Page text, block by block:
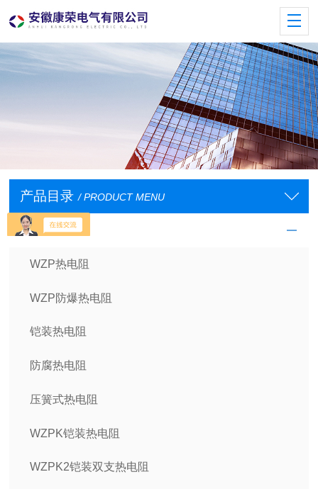
产品目录 / PRODUCT MENU
工业热电阻
WZP热电阻
WZP防爆热电阻
铠装热电阻
防腐热电阻
压簧式热电阻
WZPK铠装热电阻
WZPK2铠装双支热电阻